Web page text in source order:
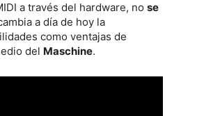
a través del hardware, no se
a día de hoy la
como ventajas de
del Maschine.